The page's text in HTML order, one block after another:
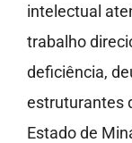
intelectual
trabalho
deficiência,
estruturantes
Estado de